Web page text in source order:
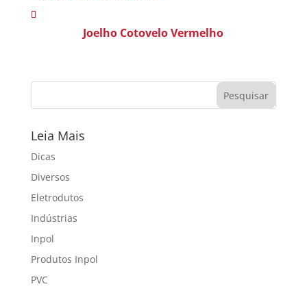
Joelho Cotovelo Vermelho
Leia Mais
Dicas
Diversos
Eletrodutos
Indústrias
Inpol
Produtos Inpol
PVC